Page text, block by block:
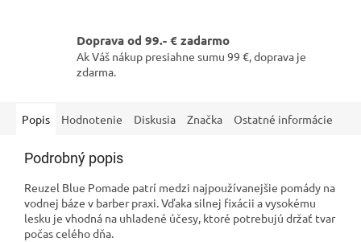
Doprava od 99.- € zadarmo
Ak Váš nákup presiahne sumu 99 €, doprava je
zdarma.
Popis Hodnotenie Diskusia Značka Ostatné informácie
Podrobný popis
Reuzel Blue Pomade patrí medzi najpoužívanejšie pomády na
vodnej báze v barber praxi. Vďaka silnej fixácii a vysokému
lesku je vhodná na uhladené účesy, ktoré potrebujú držať tvar
počas celého dňa.